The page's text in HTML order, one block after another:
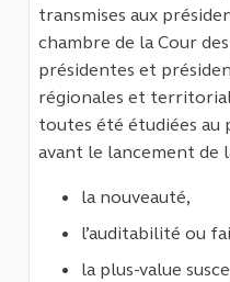
transmises aux
chambre de la Cour
présidentes et
régionales et
toutes été étudiées au
avant le lancement de
la nouveauté,
l’auditabilité ou
la plus-value